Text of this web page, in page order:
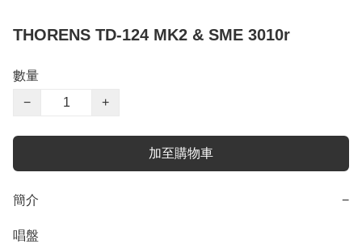
THORENS TD-124 MK2 & SME 3010r
數量
−
+
加至購物車
簡介 −
唱盤